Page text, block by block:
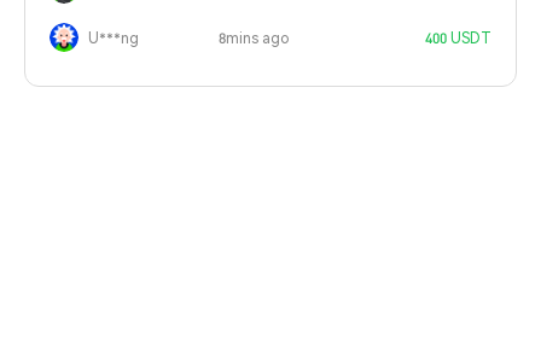
U***ng 8mins ago 400 USDT